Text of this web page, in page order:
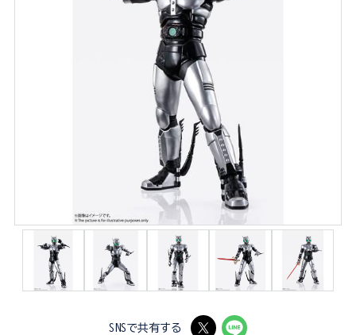
SNSで共有する